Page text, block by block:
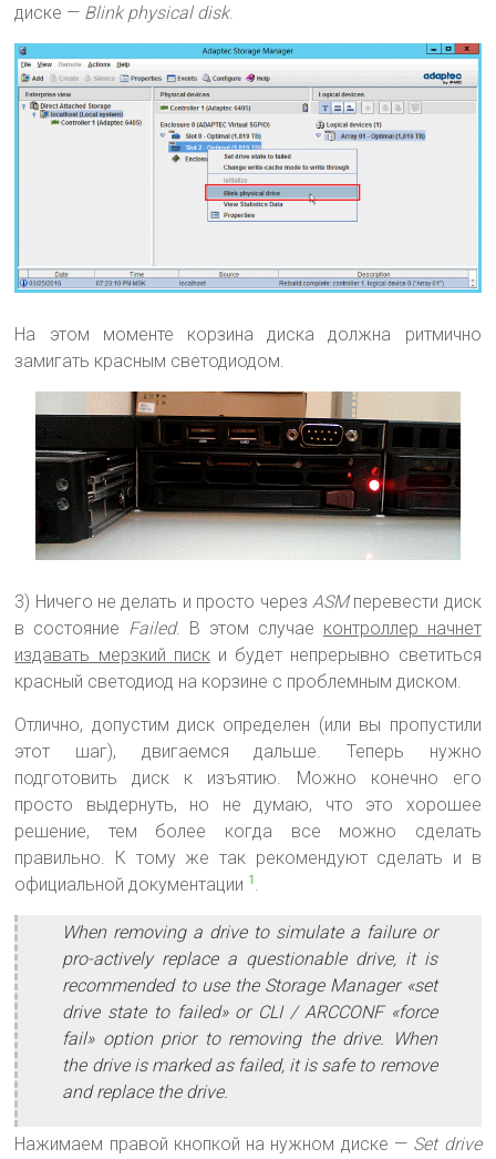
диске — Blink physical disk.
На этом моменте корзина диска должна ритмично
замигать красным светодиодом.
3) Ничего не делать и просто через ASMперевести диск
в состояние Failed. В этом случае контроллер начнет
издавать мерзкий писки будет непрерывно светиться
красный светодиод на корзине с проблемным диском.
Отлично, допустим диск определен (или вы пропустили
этот шаг), двигаемся дальше. Теперь нужно
подготовить диск к изъятию. Можно конечно его
просто выдернуть, но не думаю, что это хорошее
решение, тем более когда все можно сделать
правильно. К тому же так рекомендуют сделать и в
официальной документации 1
When removing a drive to simulate a failure or
pro-actively replace a questionable drive, it is
recommended to use the Storage Manager «set
drive state to failed» or CLI / ARCCONF «force
fail» option prior to removing the drive. When
the drive is marked as failed, it is safe to remove
and replace the drive.
Нажимаем правой кнопкой на нужном диске — Set drive